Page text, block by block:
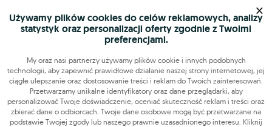
Używamy plików cookies do celów reklamowych, analizy
statystyk oraz personalizacji oferty zgodnie z Twoimi
preferencjami.
My oraz nasi partnerzy używamy plików cookie i innych podobnych
technologii, aby zapewnić prawidłowe działanie naszej strony internetowej, jej
ciągłe ulepszanie oraz dostosowanie treści i reklam do Twoich zainteresowań.
Przetwarzamy unikalne identyfikatory oraz dane przeglądarki, aby
personalizować Twoje doświadczenie, oceniać skuteczność reklam i treści oraz
zbierać dane o odbiorcach. Twoje dane osobowe mogą być przetwarzane na
podstawie Twojej zgody lub naszego prawnie uzasadnionego interesu. Kliknij
×